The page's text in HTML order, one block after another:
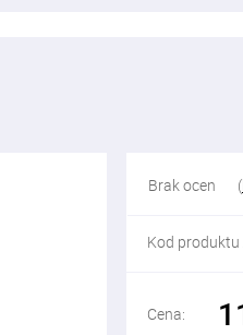
Brak ocen (
Kod produktu
Cena: